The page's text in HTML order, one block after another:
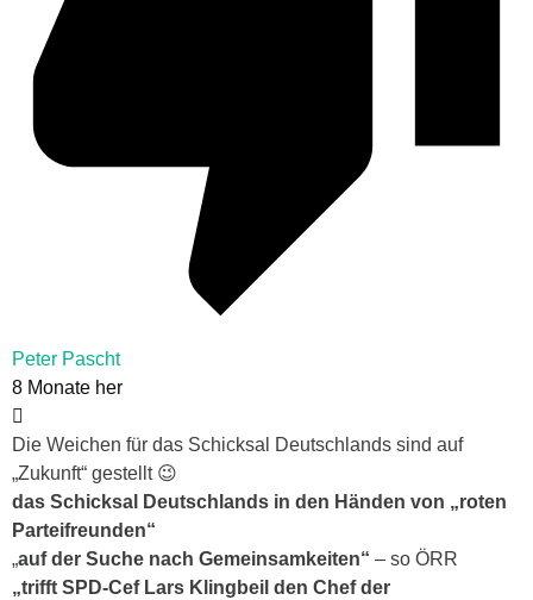
Peter Pascht
8 Monate her
Die Weichen für das Schicksal Deutschlands sind auf
„Zukunft“ gestellt 😉
das Schicksal Deutschlands in den Händen von „roten
Parteifreunden“
„auf der Suche nach Gemeinsamkeiten“ – so ÖRR
„trifft SPD-Cef Lars Klingbeil den Chef der